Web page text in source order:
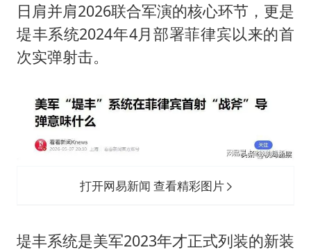
日肩并肩2026联合军演的核心环节，更是
堤丰系统2024年4月部署菲律宾以来的首
次实弹射击。
打开网易新闻 查看精彩图片
堤丰系统是美军2023年才正式列装的新装